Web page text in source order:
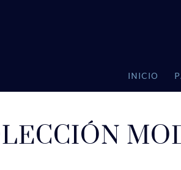
INICIO